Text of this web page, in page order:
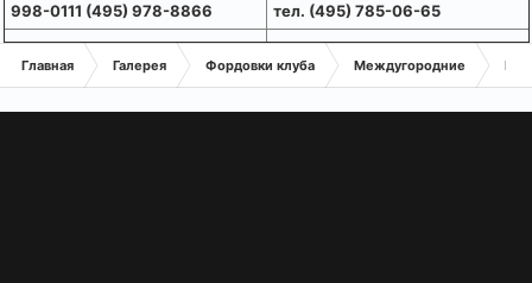
998-0111 (495) 978-8866
тел. (495) 785-06-65
Главная Галерея Фордовки клуба Междугородние